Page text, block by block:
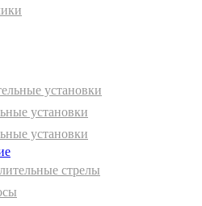
установки
установки
установки
стрелы